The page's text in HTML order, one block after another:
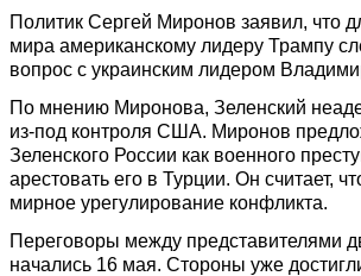
Политик Сергей Миронов заявил, что
мира американскому лидеру Трампу
вопрос с украинским лидером
По мнению Миронова, Зеленский
из-под контроля США. Миронов
Зеленского России как военного
арестовать его в Турции. Он считает,
мирное урегулирование конфликта.
Переговоры между представителями
начались 16 мая. Стороны уже